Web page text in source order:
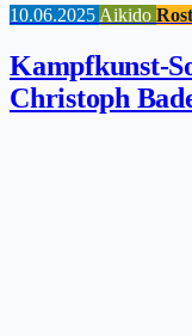
10.06.2025 Aikido
Kampfkunst-
Christoph